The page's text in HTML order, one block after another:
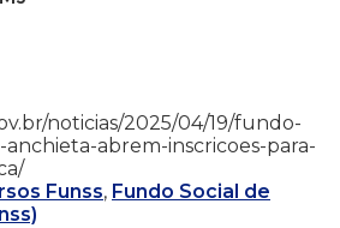
noticias/2025/04/19/fundo-
abrem-inscricoes-para-
Funss, Fundo Social de